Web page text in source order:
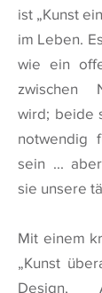
ist „Kunst
im Leben.
wie ein
zwischen
wird; beide
notwendig
sein ...
sie unsere
Mit einem
„Kunst
Design,